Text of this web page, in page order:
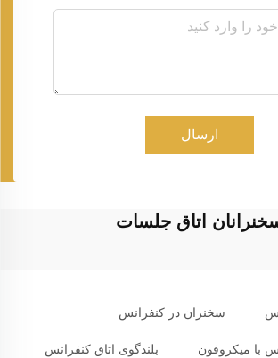
ارسال
اتاق جلسات
سخنران در کنفرانس
با میکروفون بلندگوی اتاق کنفرانس